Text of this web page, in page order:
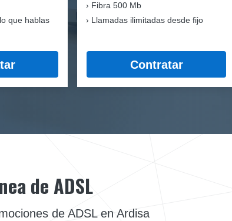
que hablas
Fibra 500 Mb
Llamadas ilimitadas desde fijo
Contratar
de ADSL
de ADSL en Ardisa